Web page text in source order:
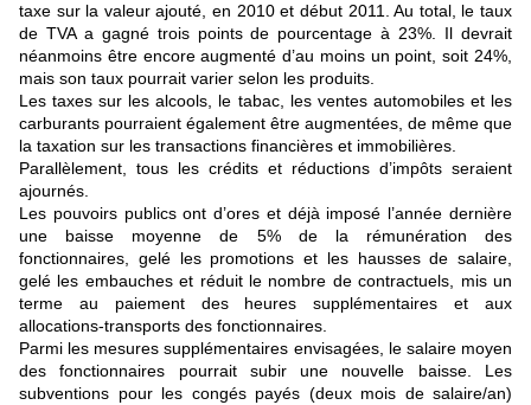
taxe sur la valeur ajouté, en 2010 et début 2011. Au total, le taux
de TVA a gagné trois points de pourcentage à 23%. Il devrait
néanmoins être encore augmenté d’au moins un point, soit 24%,
mais son taux pourrait varier selon les produits.
Les taxes sur les alcools, le tabac, les ventes automobiles et les
carburants pourraient également être augmentées, de même que
la taxation sur les transactions financières et immobilières.
Parallèlement, tous les crédits et réductions d’impôts seraient
ajournés.
Les pouvoirs publics ont d’ores et déjà imposé l’année dernière
une baisse moyenne de 5% de la rémunération des
fonctionnaires, gelé les promotions et les hausses de salaire,
gelé les embauches et réduit le nombre de contractuels, mis un
terme au paiement des heures supplémentaires et aux
allocations-transports des fonctionnaires.
Parmi les mesures supplémentaires envisagées, le salaire moyen
des fonctionnaires pourrait subir une nouvelle baisse. Les
subventions pour les congés payés (deux mois de salaire/an)